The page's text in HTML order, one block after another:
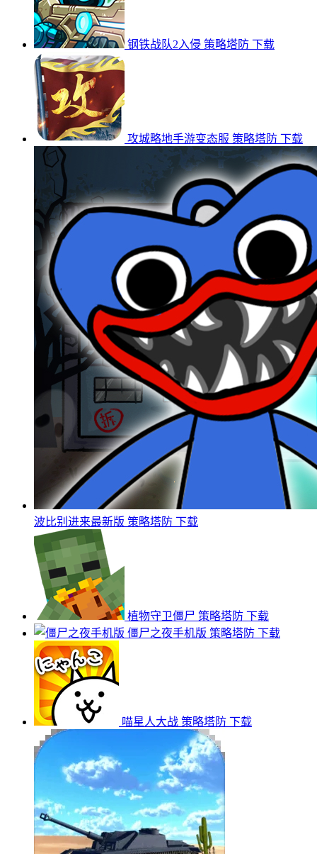
钢铁战队2入侵 策略塔防 下载
攻城略地手游变态服 策略塔防 下载
波比别进来最新版 策略塔防 下载
植物守卫僵尸 策略塔防 下载
僵尸之夜手机版 策略塔防 下载
喵星人大战 策略塔防 下载